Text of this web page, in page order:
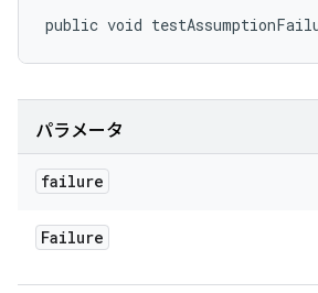
public void
パラメータ
failure
Failure